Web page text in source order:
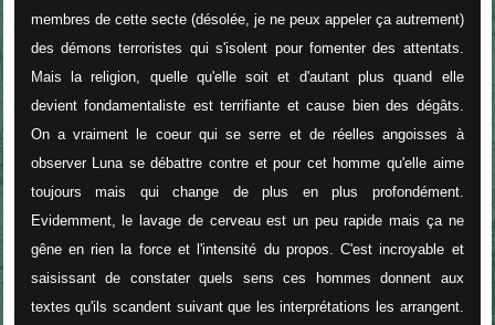
membres de cette secte (désolée, je ne peux appeler ça autrement)
des démons terroristes qui s'isolent pour fomenter des attentats.
Mais la religion, quelle qu'elle soit et d'autant plus quand elle
devient fondamentaliste est terrifiante et cause bien des dégâts.
On a vraiment le coeur qui se serre et de réelles angoisses à
observer Luna se débattre contre et pour cet homme qu'elle aime
toujours mais qui change de plus en plus profondément.
Evidemment, le lavage de cerveau est un peu rapide mais ça ne
gêne en rien la force et l'intensité du propos. C'est incroyable et
saisissant de constater quels sens ces hommes donnent aux
textes qu'ils scandent suivant que les interprétations les arrangent.